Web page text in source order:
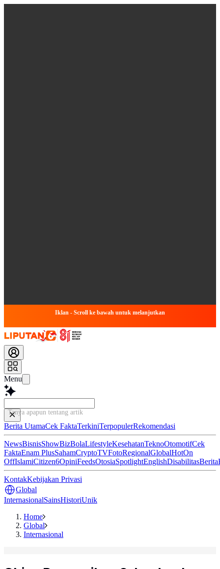
Iklan - Scroll ke bawah untuk melanjutkan
Menu
Tanya apapun tentang artikel ini...
Berita UtamaCek FaktaTerkiniTerpopulerRekomendasi
NewsBisnisShowBizBolaLifestyleKesehatanTeknoOtomotifCek
FaktaEnam PlusSahamCryptoTVFotoRegionalGlobalHotOn
OffIslamiCitizen6OpiniFeedsOtosiaSpotlightEnglishDisabilitasBerita
KontakKebijakan Privasi
Global
InternasionalSainsHistoriUnik
Home
Global
Internasional